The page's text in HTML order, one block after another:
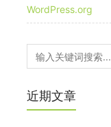
WordPress.org
近期文章